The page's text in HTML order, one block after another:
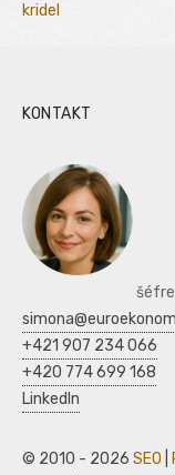
kridel
KONTAKT
+421 907 234 066
+420 774 699 168
LinkedIn
© 2010 - 2026 SEO